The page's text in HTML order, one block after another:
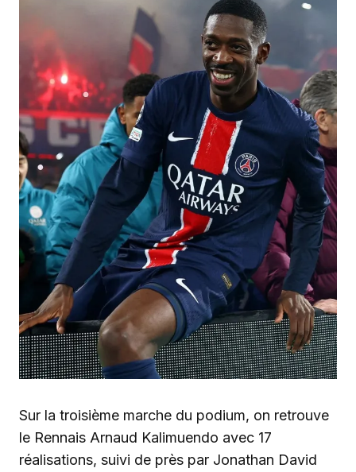
Sur la troisième marche du podium, on retrouve
le Rennais Arnaud Kalimuendo avec 17
réalisations, suivi de près par Jonathan David